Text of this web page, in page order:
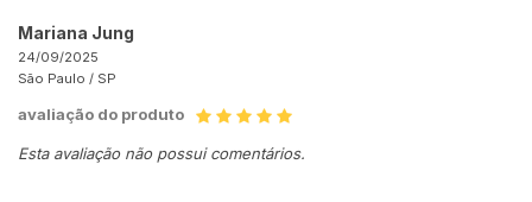
Mariana Jung
24/09/2025
São Paulo / SP
avaliação do produto
Esta avaliação não possui comentários.